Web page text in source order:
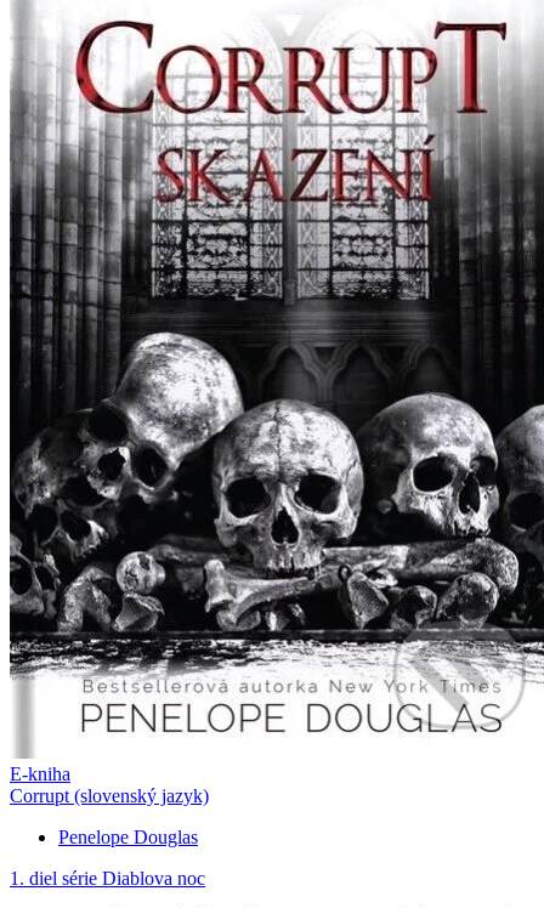
E-kniha
Corrupt (slovenský jazyk)
Penelope Douglas
1. diel série Diablova noc